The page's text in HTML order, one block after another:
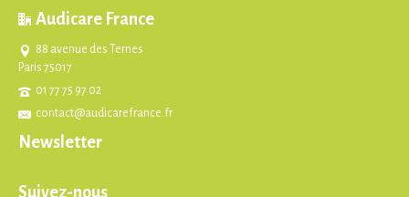
Audicare France
88 avenue des Ternes
Paris 75017
01 77 75 97 02
contact@audicarefrance.fr
Newsletter
Suivez-nous